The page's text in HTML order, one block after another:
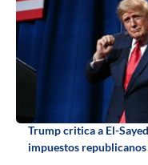
Trump critica a El-
impuestos republicanos